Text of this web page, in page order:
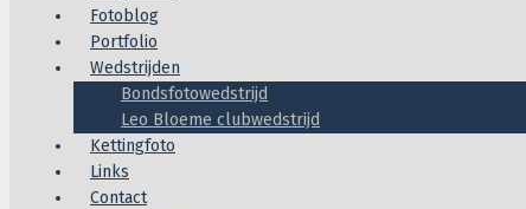
Fotoblog
Portfolio
Wedstrijden
Bondsfotowedstrijd
Leo Bloeme clubwedstrijd
Kettingfoto
Links
Contact